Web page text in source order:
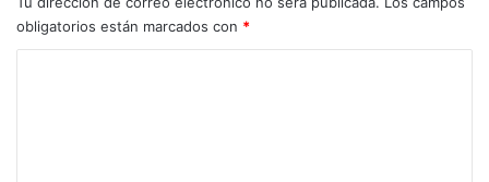
obligatorios están marcados con *